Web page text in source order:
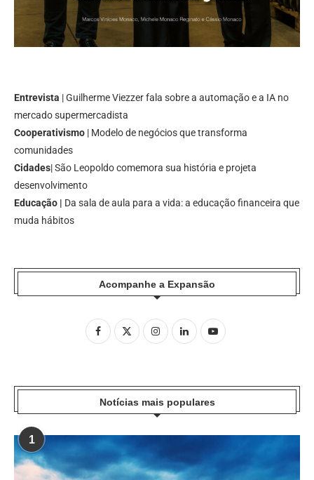
Entrevista | Guilherme Viezzer fala sobre a automação e a IA no
mercado supermercadista
Cooperativismo | Modelo de negócios que transforma
comunidades
Cidades| São Leopoldo comemora sua história e projeta
desenvolvimento
Educação | Da sala de aula para a vida: a educação financeira que
muda hábitos
Acompanhe a Expansão
Notícias mais populares
1